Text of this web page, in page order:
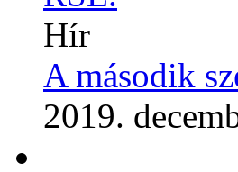
Hír
A második
2019.